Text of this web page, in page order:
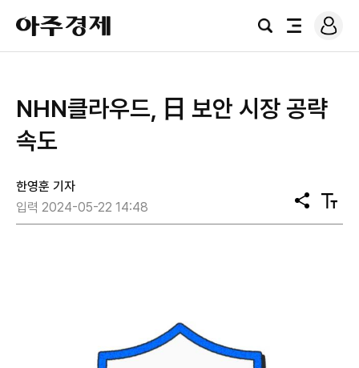
아
주
경
검
전
로
그
NHN클라우드, 日 보안 시장 공략
속도
한영훈 기자
입력 2024-05-22 14:48
공
유
텍
스